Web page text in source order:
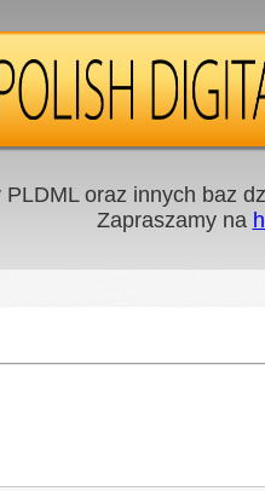
PLDML oraz innych baz
Zapraszamy na